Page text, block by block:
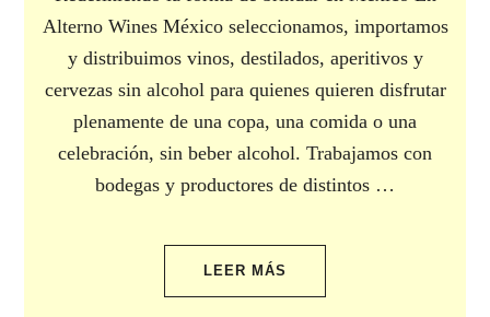
Alterno Wines México seleccionamos, importamos
y distribuimos vinos, destilados, aperitivos y
cervezas sin alcohol para quienes quieren disfrutar
plenamente de una copa, una comida o una
celebración, sin beber alcohol. Trabajamos con
bodegas y productores de distintos …
LEER MÁS